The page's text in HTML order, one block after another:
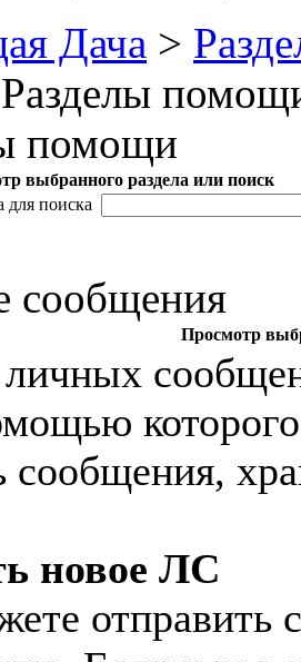
Дача >
помощи
выбранного раздела или поиск
для поиска
сообщения
Просмотр
сообщения,
новое ЛС
отправить